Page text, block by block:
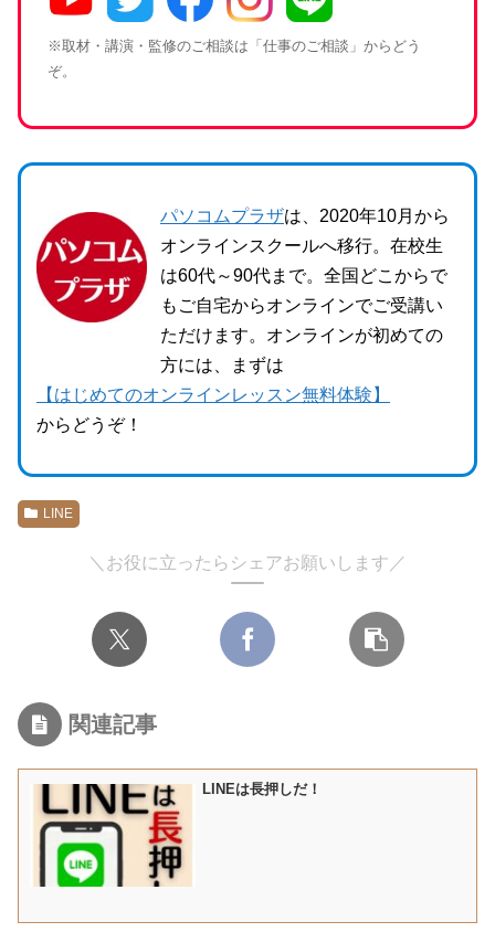
※取材・講演・監修のご相談は「仕事のご相談」からどう
ぞ。
パソコムプラザは、2020年10月から
オンラインスクールへ移行。在校生
は60代～90代まで。全国どこからで
もご自宅からオンラインでご受講い
ただけます。オンラインが初めての
方には、まずは
【はじめてのオンラインレッスン無料体験】
からどうぞ！
LINE
＼お役に立ったらシェアお願いします／
関連記事
LINEは長押しだ！